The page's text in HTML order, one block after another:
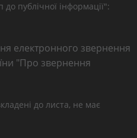
публічної інформації":
електронного звернення
"Про звернення
до листа, не має